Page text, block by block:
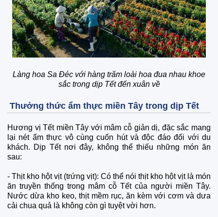
Làng hoa Sa Đéc với hàng trăm loài hoa đua nhau khoe
sắc trong dịp Tết đến xuân về
Thưởng thức ẩm thực miền Tây trong dịp Tết
Hương vị Tết miền Tây với mâm cỗ giản dị, đặc sắc mang
lại nét ẩm thực vô cùng cuốn hút và độc đáo đối với du
khách. Dịp Tết nơi đây, không thể thiếu những món ăn
sau:
- Thịt kho hột vịt (trứng vịt): Có thể nói thịt kho hột vịt là món
ăn truyền thống trong mâm cỗ Tết của người miền Tây.
Nước dừa kho keo, thịt mềm rục, ăn kèm với cơm và dưa
cải chua quả là không còn gì tuyệt vời hơn.